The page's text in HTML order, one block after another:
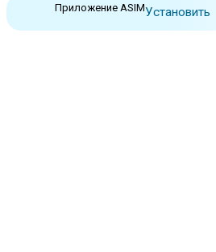
Приложение ASIMУстановить